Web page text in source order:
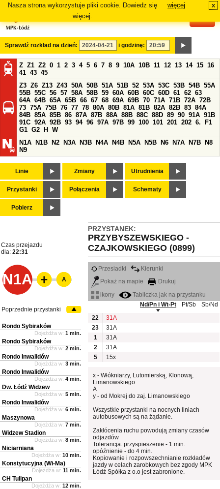
Nasza strona wykorzystuje pliki cookie. Dowiedz się
więcej.
więcej x
Sprawdź rozkład na dzień: i godzinę:
Z Z1 Z2 0 1 2 3 4 5 6 7 8 9 10A 10B 11 12 13 14 15 16
41 43 45
Z3 Z6 Z13 Z43 50A 50B 51A 51B 52 53A 53C 53B 54B 55A
55B 55C 56 57 58A 58B 59 60A 60B 60C 60D 61 62 63
64A 64B 65A 65B 66 67 68 69A 69B 70 71A 71B 72A 72B
73 75A 75B 76 77 78 80A 80B 81A 81B 82A 82B 83 84A
84B 85A 85B 86 87A 87B 88A 88B 88C 88D 89 90 91A 91B
91C 92A 92B 93 94 96 97A 97B 99 100 101 201 202 6.
F1
G1 G2 H
W
N1A
N1B N2 N3A N3B N4A N4B N5A N5B N6 N7A N7B
N8
N9
Linie Zmiany Utrudnienia
Przystanki Połączenia Schematy
Pobierz
PRZYSTANEK:
PRZYBYSZEWSKIEGO -
CZAJKOWSKIEGO (0899)
Czas przejazdu
dla: 22:31
N1A
Przesiadki
Kierunki
Pokaż na mapie
Drukuj
ikony
Tabliczka jak na przystanku
Nd/Pn i Wt-Pt
Pt/Sb
Sb/Nd
22
31A
23
31A
1
31A
2
31A
5
15x
x - Włókniarzy, Lutomierską, Klonową,
Limanowskiego
A
y - od Mokrej do zaj. Limanowskiego
Wszystkie przystanki na nocnych liniach
autobusowych są na żądanie.
Zakłócenia ruchu powodują zmiany czasów
odjazdów
Tolerancja: przyspieszenie - 1 min.
opóźnienie - do 4 min.
Kopiowanie i rozpowszechnianie rozkładów
jazdy w celach zarobkowych bez zgody MPK
Łódź Spółka z o.o jest zabronione.
A
Poprzednie przystanki
Rondo Sybiraków
Dojeżdża w: 1 min.
Rondo Sybiraków
Dojeżdża w: 2 min.
Rondo Inwalidów
Dojeżdża w: 3 min.
Rondo Inwalidów
Dojeżdża w: 4 min.
Dw. Łódź Widzew
Dojeżdża w: 5 min.
Rondo Inwalidów
Dojeżdża w: 6 min.
Maszynowa
Dojeżdża w: 7 min.
Widzew Stadion
Dojeżdża w: 8 min.
Niciarniana
Dojeżdża w: 10 min.
Konstytucyjna (Wi-Ma)
Dojeżdża w: 11 min.
CH Tulipan
Dojeżdża w: 12 min.